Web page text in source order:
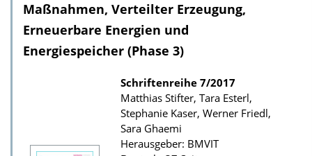
b
l
i
k
a
Maßnahmen, Verteilter Erzeugung,
Erneuerbare Energien und
Energiespeicher (Phase 3)
Schriftenreihe 7/2017
Matthias Stifter, Tara Esterl,
Stephanie Kaser, Werner Friedl,
Sara Ghaemi
Herausgeber: BMVIT